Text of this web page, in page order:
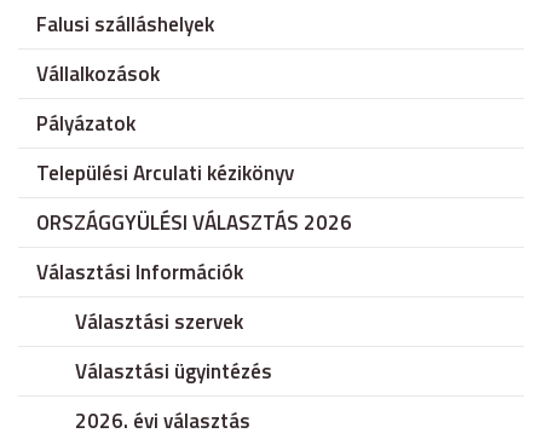
Falusi szálláshelyek
Vállalkozások
Pályázatok
Települési Arculati kézikönyv
ORSZÁGGYÜLÉSI VÁLASZTÁS 2026
Választási Információk
Választási szervek
Választási ügyintézés
2026. évi választás